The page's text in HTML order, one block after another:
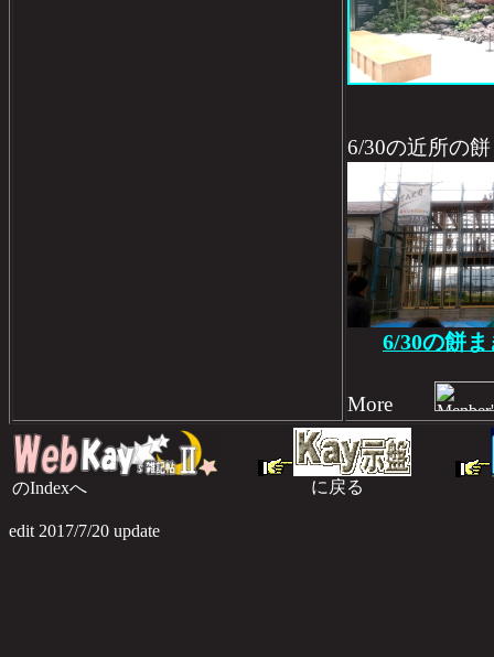
6/30の近所の
6/30の餅ま
More
のIndexへ に戻る
edit 2017/7/20 update